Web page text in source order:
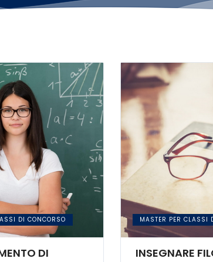
DI CONCORSO
DI
MASTER PER CLASSI
INSEGNARE